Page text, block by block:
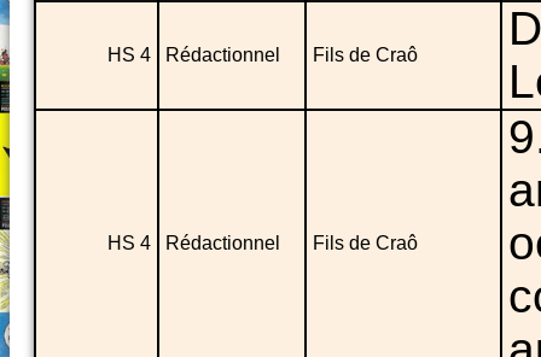
HS 4 Rédactionnel Fils de Craô
HS 4 Rédactionnel Fils de Craô